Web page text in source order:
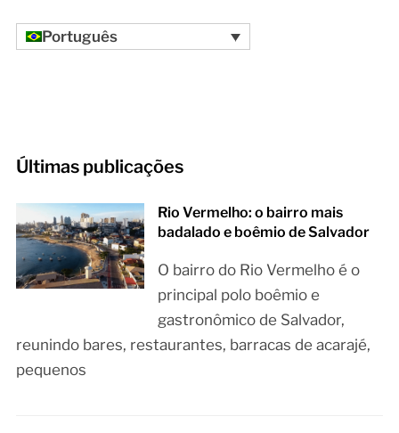
Português
Últimas publicações
Rio Vermelho: o bairro mais
badalado e boêmio de Salvador
O bairro do Rio Vermelho é o
principal polo boêmio e
gastronômico de Salvador,
reunindo bares, restaurantes, barracas de acarajé,
pequenos